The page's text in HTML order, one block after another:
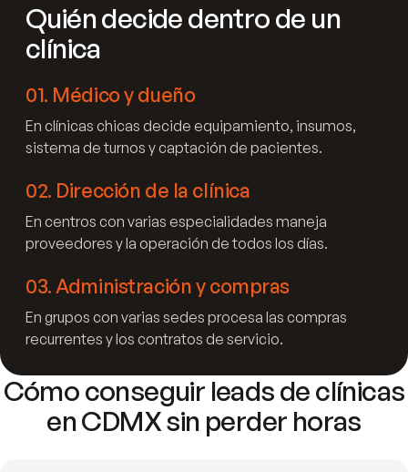
Quién decide dentro de un
clínica
01. Médico y dueño
En clínicas chicas decide equipamiento, insumos,
sistema de turnos y captación de pacientes.
02. Dirección de la clínica
En centros con varias especialidades maneja
proveedores y la operación de todos los días.
03. Administración y compras
En grupos con varias sedes procesa las compras
recurrentes y los contratos de servicio.
Cómo conseguir leads de clínicas
en CDMX sin perder horas